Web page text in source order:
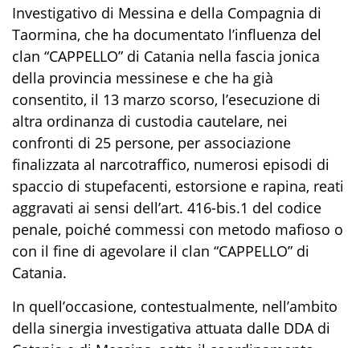
Investigativo di Messina e della Compagnia di
Taormina, che ha documentato l’influenza del
clan “CAPPELLO” di Catania nella fascia jonica
della provincia messinese e che ha già
consentito, il 13 marzo scorso, l’esecuzione di
altra ordinanza di custodia cautelare, nei
confronti di 25 persone, per associazione
finalizzata al narcotraffico, numerosi episodi di
spaccio di stupefacenti, estorsione e rapina, reati
aggravati ai sensi dell’art. 416-bis.1 del codice
penale, poiché commessi con metodo mafioso o
con il fine di agevolare il clan “CAPPELLO” di
Catania.
In quell’occasione, contestualmente, nell’ambito
della sinergia investigativa attuata dalle DDA di